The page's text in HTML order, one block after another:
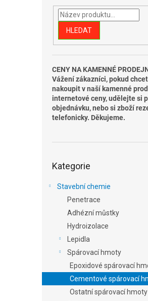
HLEDAT
CENY NA KAMENNÉ
Vážení zákazníci, pokud
nakoupit v naší kamenné
internetové ceny, udělejte si
objednávku, nebo si zboží
telefonicky. Děkujeme.
kategorie
Kategorie
Stavební chemie
Penetrace
Adhézní můstky
Hydroizolace
Lepidla
Spárovací hmoty
Epoxidové spárovací
Cementové spárovací
Ostatní spárovací hmoty